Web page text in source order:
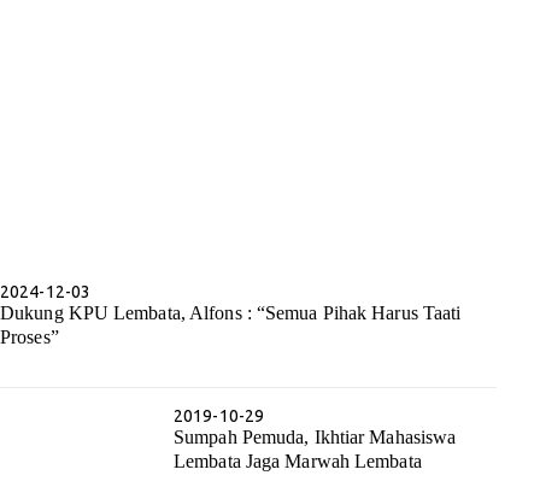
2024-12-03
Dukung KPU Lembata, Alfons : “Semua Pihak Harus Taati
Proses”
2019-10-29
Sumpah Pemuda, Ikhtiar Mahasiswa
Lembata Jaga Marwah Lembata